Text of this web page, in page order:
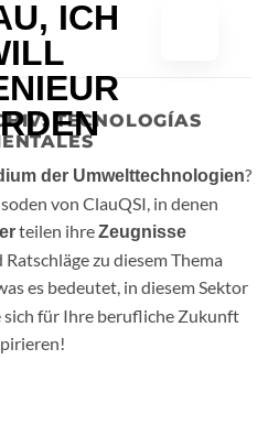
TECNOLOGÍAS
der Umwelttechnologien?
von ClauQSI, in denen
teilen ihreZeugnisse
zu diesem Thema
es bedeutet, in diesem Sektor
sich für Ihre berufliche Zukunft